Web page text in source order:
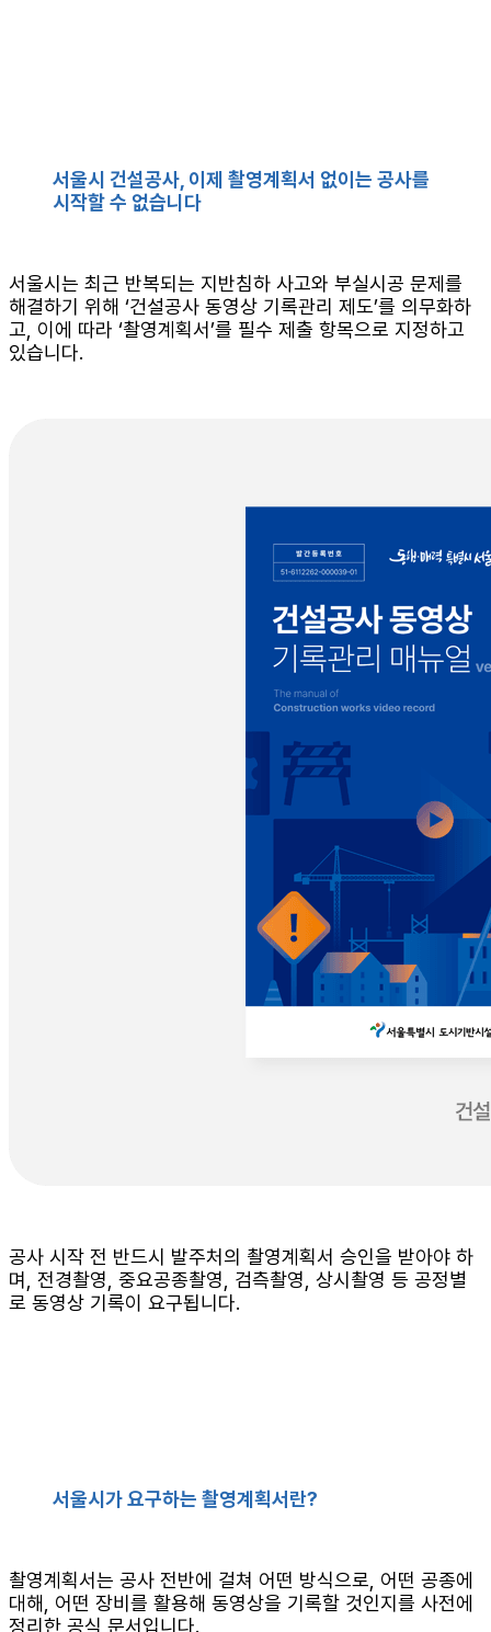
서울시 건설공사, 이제 촬영계획서 없이는 공사를
시작할 수 없습니다
서울시는 최근 반복되는 지반침하 사고와 부실시공 문제를
해결하기 위해 ‘건설공사 동영상 기록관리 제도’를 의무화하
고, 이에 따라 ‘촬영계획서’를 필수 제출 항목으로 지정하고
있습니다.
공사 시작 전 반드시 발주처의 촬영계획서 승인을 받아야 하
며, 전경촬영, 중요공종촬영, 검측촬영, 상시촬영 등 공정별
로 동영상 기록이 요구됩니다.
서울시가 요구하는 촬영계획서란?
촬영계획서는 공사 전반에 걸쳐 어떤 방식으로, 어떤 공종에
대해, 어떤 장비를 활용해 동영상을 기록할 것인지를 사전에
정리한 공식 문서입니다.